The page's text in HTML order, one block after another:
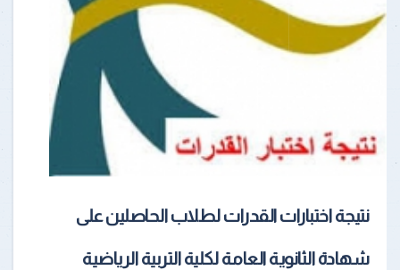
نتيجة اختبارات القدرات لطلاب الحاصلين على
شهادة الثانوية العامة لكلية التربية الرياضية